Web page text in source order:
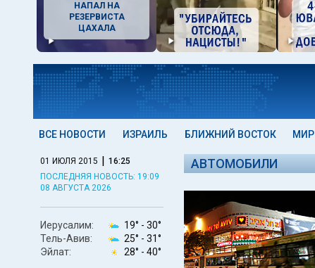
НАПАЛ НА
РЕЗЕРВИСТА
ЦАХАЛА
ВСЕ НОВОСТИ ИЗРАИЛЬ БЛИЖНИЙ ВОСТОК МИР
01 ИЮЛЯ 2015 | 16:25
ПОСЛЕДНЯЯ НОВОСТЬ: 19:09
08 АВГУСТА 2026
Иерусалим: 19° - 30°
Тель-Авив:
25° - 31°
Эйлат:
28° - 40°
АВТОМОБИЛИ